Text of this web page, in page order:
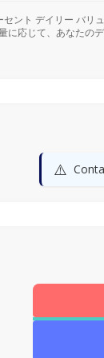
ント デイリー バリ
に応じて、あなたの
⚠️